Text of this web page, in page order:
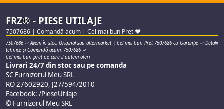
FRZ® - PIESE UTILAJE
7507686 | Comandă acum | Cel mai bun Pret ♥
7507686 ✓ Avem în stoc: Original sau aftermarket | Cel mai bun Pret 7507686 cu Garanție ✓ Detalii
tehnice și Comandă acum: 7507686 ✓
Cel mai bun pret pe care il putem oferi
Livrari 24/7 din stoc sau pe comanda
SC Furnizorul Meu SRL
RO 27602920, J27/594/2010
Facebook: /PieseUtilaje
© Furnizorul Meu SRL